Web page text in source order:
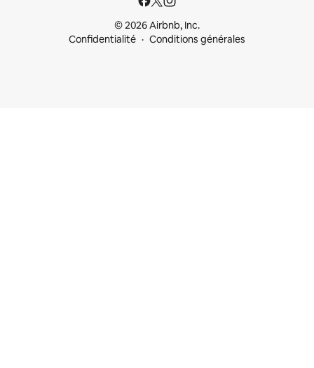
© 2026 Airbnb, Inc.
Confidentialité
Conditions générales